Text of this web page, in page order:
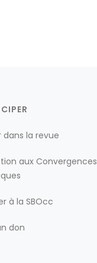
dans la revue
aux Convergences
à la SBOcc
don